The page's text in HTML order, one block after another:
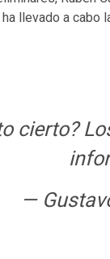
llevado a
cierto?
—